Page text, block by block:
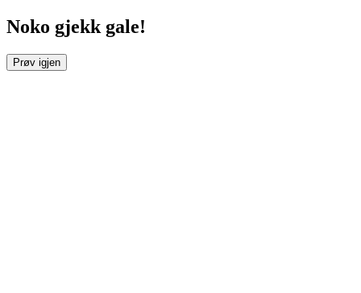
Noko gjekk gale!
Prøv igjen